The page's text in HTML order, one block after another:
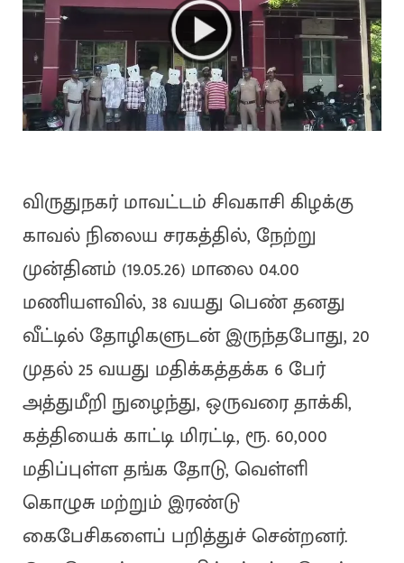
விருதுநகர் மாவட்டம் சிவகாசி கிழக்கு
காவல் நிலைய சரகத்தில், நேற்று
முன்தினம் (19.05.26) மாலை 04.00
மணியளவில், 38 வயது பெண் தனது
வீட்டில் தோழிகளுடன் இருந்தபோது, 20
முதல் 25 வயது மதிக்கத்தக்க 6 பேர்
அத்துமீறி நுழைந்து, ஒருவரை தாக்கி,
கத்தியைக் காட்டி மிரட்டி, ரூ. 60,000
மதிப்புள்ள தங்க தோடு, வெள்ளி
கொழுசு மற்றும் இரண்டு
கைபேசிகளைப் பறித்துச் சென்றனர்.